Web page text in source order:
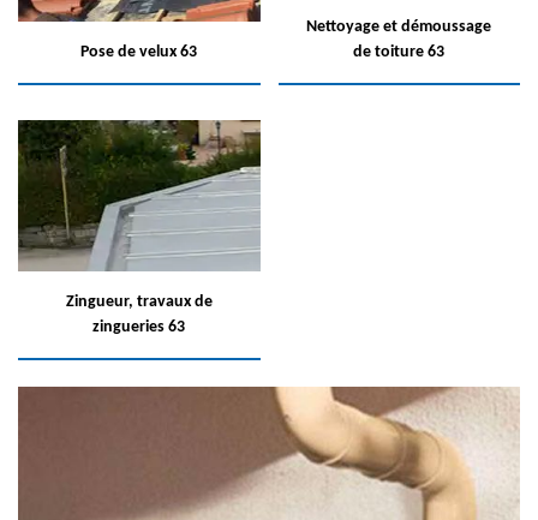
Pose de velux 63
Nettoyage et démoussage
de toiture 63
Zingueur, travaux de
zingueries 63